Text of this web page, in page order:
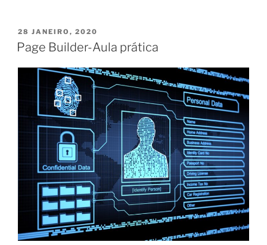
PUBLICADO
EM
28 JANEIRO, 2020
Page Builder-Aula prática